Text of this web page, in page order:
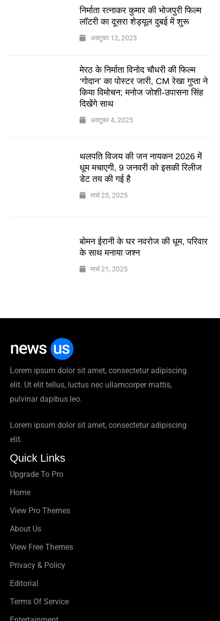
निर्माता रत्नाकर कुमार की भोजपुरी फिल्म
लॉटरी का दूसरा शेड्यूल दुबई में शुरू
अक्टूबर 12, 2023
मेरठ के निर्माता विनोद चौधरी की फिल्म
‘गोदान’ का पोस्टर जारी, CM रेखा गुप्ता ने
किया विमोचन; मनोज जोशी-उपासना सिंह
दिखेंगे साथ
अक्टूबर 4, 2025
थलपति विजय की जन नायकन 2026 में
धूम मचाएगी, 9 जनवरी को इसकी रिलीज
डेट तय की गई है
मार्च 25, 2025
बोमन ईरानी के घर नवरोज की धूम, परिवार
के साथ मनाया जश्न
मार्च 21, 2025
Lorem ipsum dolor sit amet, consectetur adipiscing
elit. Ut elit tellus, luctus nec ullamcorper mattis,
pulvinar dapibus leo.
Lorem ipsum dolor sit amet, consectetur adipiscing
elit.
Quick Links
Upgrade To Pro
Home
View Pro Themes
About Us
View Free Themes
Privacy & Policy
Editorial
Terms Of Service